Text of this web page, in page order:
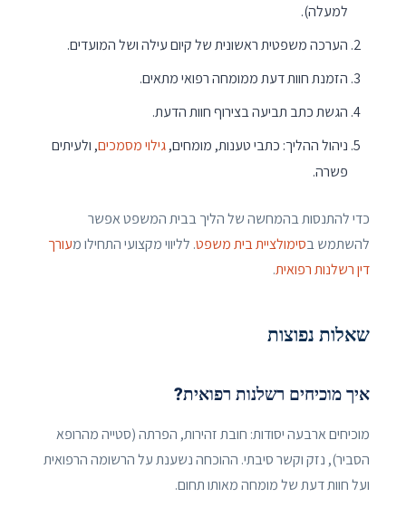
למעלה).
הערכה משפטית ראשונית של קיום עילה ושל המועדים.
הזמנת חוות דעת ממומחה רפואי מתאים.
הגשת כתב תביעה בצירוף חוות הדעת.
ניהול ההליך: כתבי טענות, מומחים,גילוי מסמכים, ולעיתים
פשרה.
כדי להתנסות בהמחשה של הליך בבית המשפט אפשר
להשתמש בסימולציית בית משפט. לליווי מקצועי התחילו מעורך
דין רשלנות רפואית.
שאלות נפוצות
איך מוכיחים רשלנות רפואית?
מוכיחים ארבעה יסודות: חובת זהירות, הפרתה (סטייה מהרופא
הסביר), נזק וקשר סיבתי. ההוכחה נשענת על הרשומה הרפואית
ועל חוות דעת של מומחה מאותו תחום.